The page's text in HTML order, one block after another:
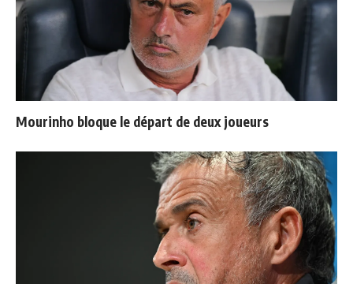
Mourinho bloque le départ de deux joueurs